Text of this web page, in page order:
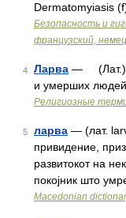
Dermatomyiasis
Безопасность и
французский,
4 Ларва — (Лат.)
и умерших
Религиозные
5 ларва — (лат.
привидение,
развитокот на
покојник што
Macedonian